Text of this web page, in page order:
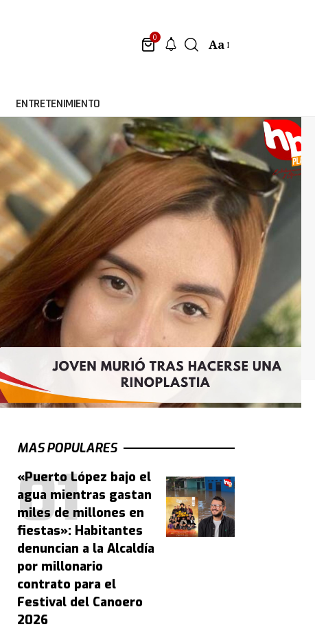
0 Aa
ENTRETENIMIENTO
MAS POPULARES
«Puerto López bajo el
agua mientras gastan
miles de millones en
fiestas»: Habitantes
denuncian a la Alcaldía
por millonario
contrato para el
Festival del Canoero
2026